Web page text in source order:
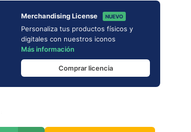
Merchandising License NUEVO
Personaliza tus productos físicos y
digitales con nuestros iconos
Más información
Comprar licencia